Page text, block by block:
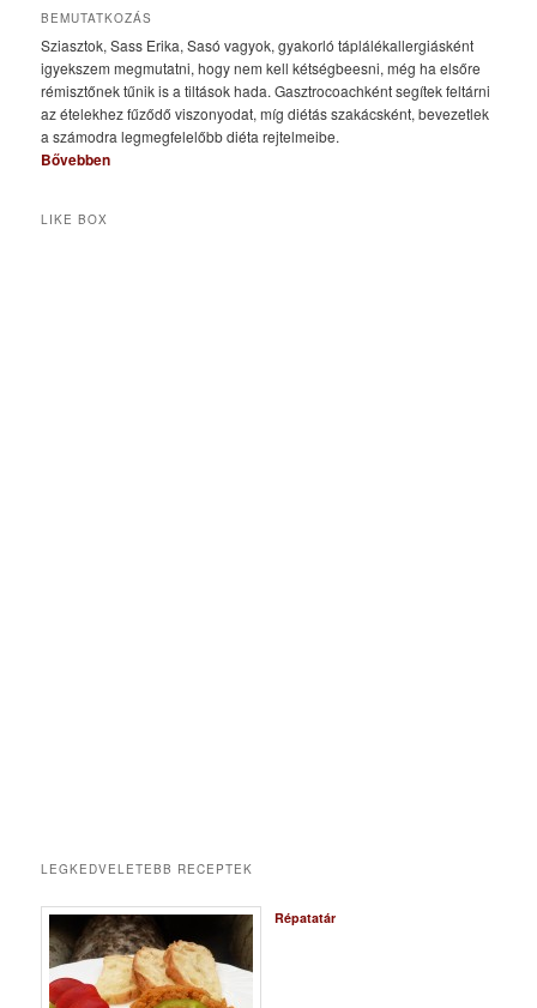
BEMUTATKOZÁS
Sziasztok, Sass Erika, Sasó vagyok, gyakorló táplálékallergiásként
igyekszem megmutatni, hogy nem kell kétségbeesni, még ha elsőre
rémisztőnek tűnik is a tiltások hada. Gasztrocoachként segítek feltárni
az ételekhez fűződő viszonyodat, míg diétás szakácsként, bevezetlek
a számodra legmegfelelőbb diéta rejtelmeibe.
Bővebben
LIKE BOX
LEGKEDVELETEBB RECEPTEK
Répatatár